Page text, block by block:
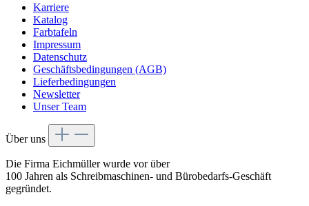
Karriere
Katalog
Farbtafeln
Impressum
Datenschutz
Geschäftsbedingungen (AGB)
Lieferbedingungen
Newsletter
Unser Team
Über uns
Die Firma Eichmüller wurde vor über
100 Jahren als Schreibmaschinen- und Bürobedarfs-Geschäft
gegründet.